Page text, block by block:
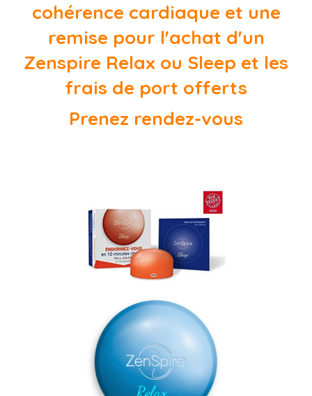
cohérence cardiaque et une
remise pour l'achat d'un
Zenspire Relax ou Sleep et les
frais de port offerts
Prenez rendez-vous